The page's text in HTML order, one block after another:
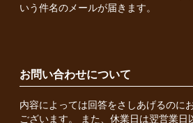
いう件名のメールが届きます。
お問い合わせについて
内容によっては回答をさしあげるのに
ございます。 また、休業日は翌営業日